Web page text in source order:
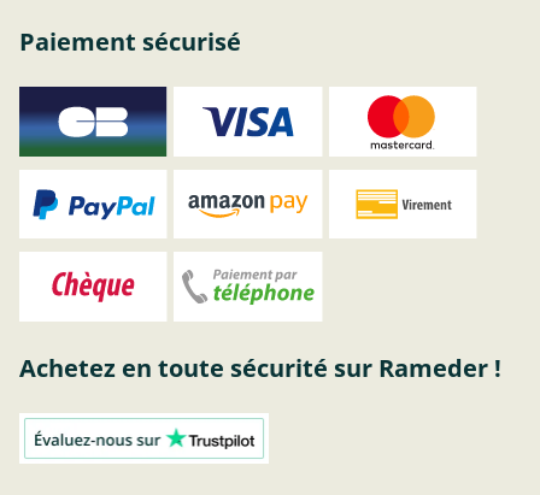
Paiement sécurisé
Achetez en toute sécurité sur Rameder !